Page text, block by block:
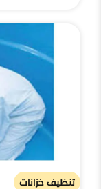
تنظيف خزانات